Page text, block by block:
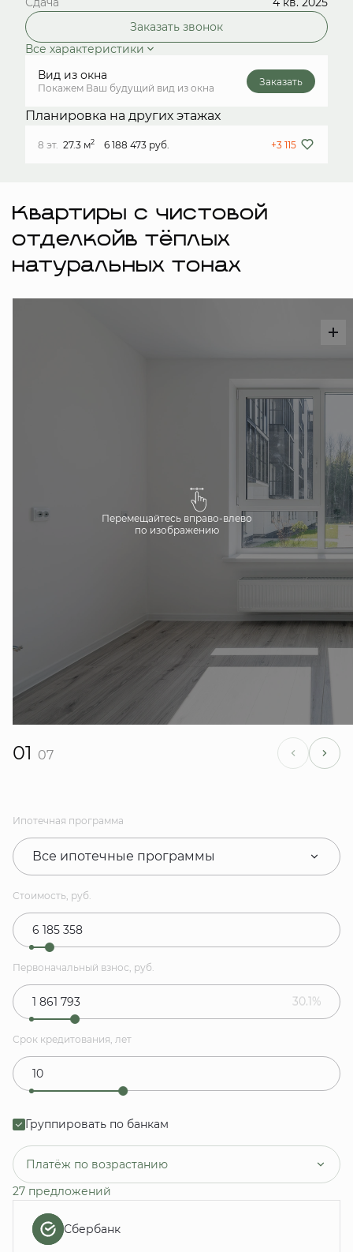
Заказать звонок
Все характеристики
Вид из окна
Покажем Ваш будущий вид из окна
Заказать
Планировка на других этажах
8 эт. 27.3 м2 6 188 473 руб. +3 115
Квартиры с чистовой
отделкойв тёплых
натуральных тонах
Перемещайтесь вправо-влево
по изображению
01 07
Ипотечная программа
Все ипотечные программы
Стоимость, руб.
Первоначальный взнос, руб.
30.1%
Срок кредитования, лет
Группировать по банкам
Платёж по возрастанию
27 предложений
Сбербанк